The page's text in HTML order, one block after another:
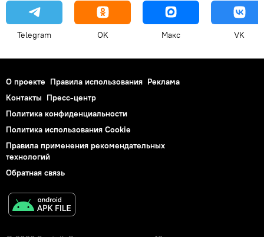
Telegram OK Макс VK
О проекте Правила использования Реклама
Контакты Пресс-центр
Политика конфиденциальности
Политика использования Cookie
Правила применения рекомендательных
технологий
Обратная связь